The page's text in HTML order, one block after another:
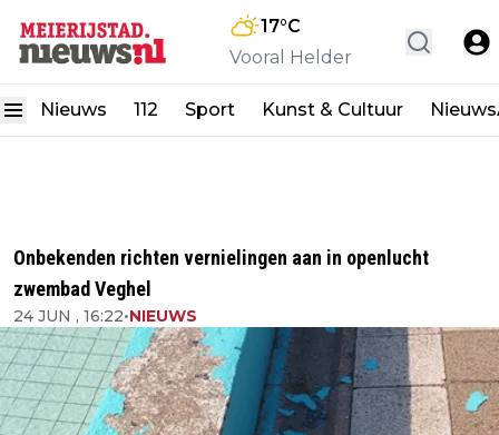
17°C
Vooral Helder
Nieuws 112 Sport Kunst & Cultuur
Onbekenden richten vernielingen aan in openlucht
zwembad Veghel
24 JUN , 16:22•NIEUWS